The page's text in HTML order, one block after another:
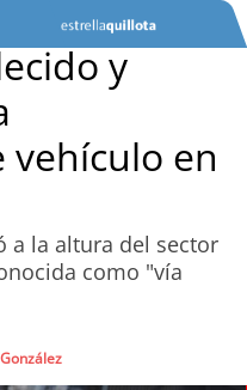
y
en
a la altura del sector
como "vía